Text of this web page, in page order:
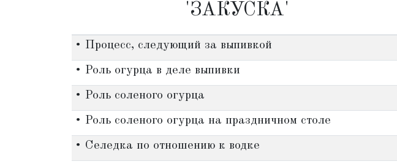
'ЗАКУСКА'
• Процесс, следующий за выпивкой
• Роль огурца в деле выпивки
• Роль соленого огурца
• Роль соленого огурца на праздничном столе
• Селедка по отношению к водке